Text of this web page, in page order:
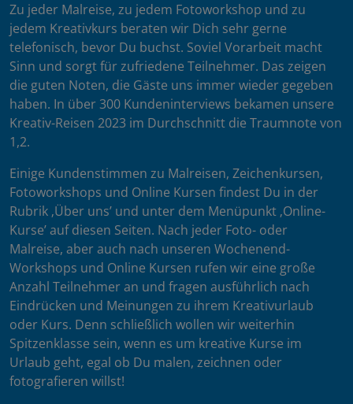
Zu jeder Malreise, zu jedem Fotoworkshop und zu
jedem Kreativkurs beraten wir Dich sehr gerne
telefonisch, bevor Du buchst. Soviel Vorarbeit macht
Sinn und sorgt für zufriedene Teilnehmer. Das zeigen
die guten Noten, die Gäste uns immer wieder gegeben
haben. In über 300 Kundeninterviews bekamen unsere
Kreativ-Reisen 2023 im Durchschnitt die Traumnote von
1,2.
Einige Kundenstimmen zu Malreisen, Zeichenkursen,
Fotoworkshops und Online Kursen findest Du in der
Rubrik ‚Über uns’ und unter dem Menüpunkt ‚Online-
Kurse’ auf diesen Seiten. Nach jeder Foto- oder
Malreise, aber auch nach unseren Wochenend-
Workshops und Online Kursen rufen wir eine große
Anzahl Teilnehmer an und fragen ausführlich nach
Eindrücken und Meinungen zu ihrem Kreativurlaub
oder Kurs. Denn schließlich wollen wir weiterhin
Spitzenklasse sein, wenn es um kreative Kurse im
Urlaub geht, egal ob Du malen, zeichnen oder
fotografieren willst!